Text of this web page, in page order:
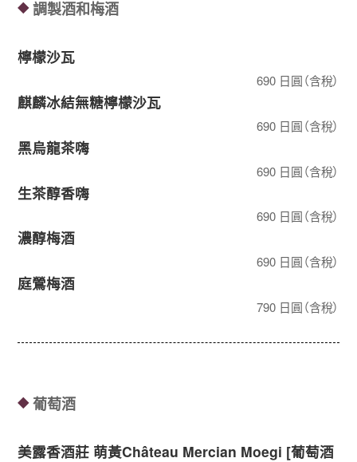
◆調製酒和梅酒
檸檬沙瓦
690 日圓（含稅）
麒麟冰結無糖檸檬沙瓦
690 日圓（含稅）
黑烏龍茶嗨
690 日圓（含稅）
生茶醇香嗨
690 日圓（含稅）
濃醇梅酒
690 日圓（含稅）
庭鶯梅酒
790 日圓（含稅）
◆葡萄酒
美露香酒莊 萌黃Château Mercian Moegi [葡萄酒